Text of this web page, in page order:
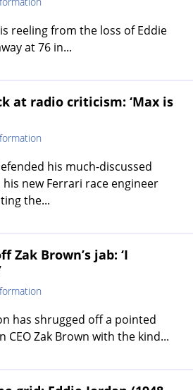
reeling from the loss of Eddie
at 76 in...
at radio criticism: ‘Max is
his much-discussed
new Ferrari race engineer
the...
Zak Brown’s jab: ‘I
has shrugged off a pointed
CEO Zak Brown with the kind...